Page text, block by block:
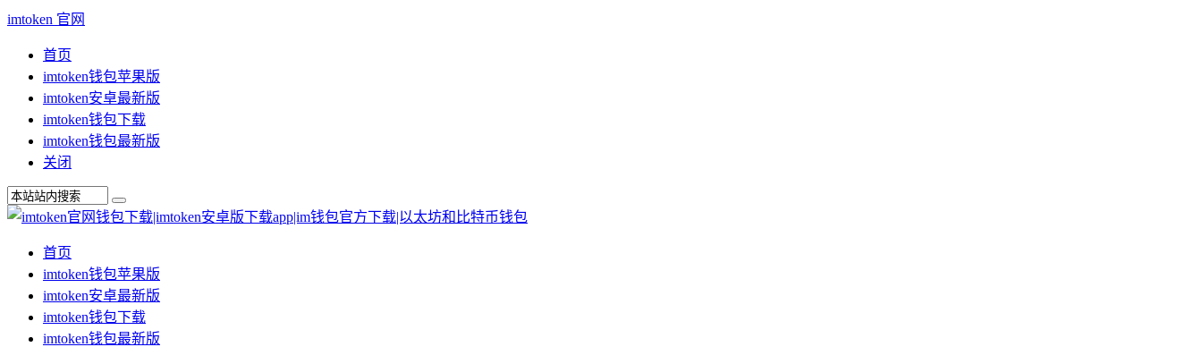
imtoken 官网
首页
imtoken钱包苹果版
imtoken安卓最新版
imtoken钱包下载
imtoken钱包最新版
关闭
首页
imtoken钱包苹果版
imtoken安卓最新版
imtoken钱包下载
imtoken钱包最新版